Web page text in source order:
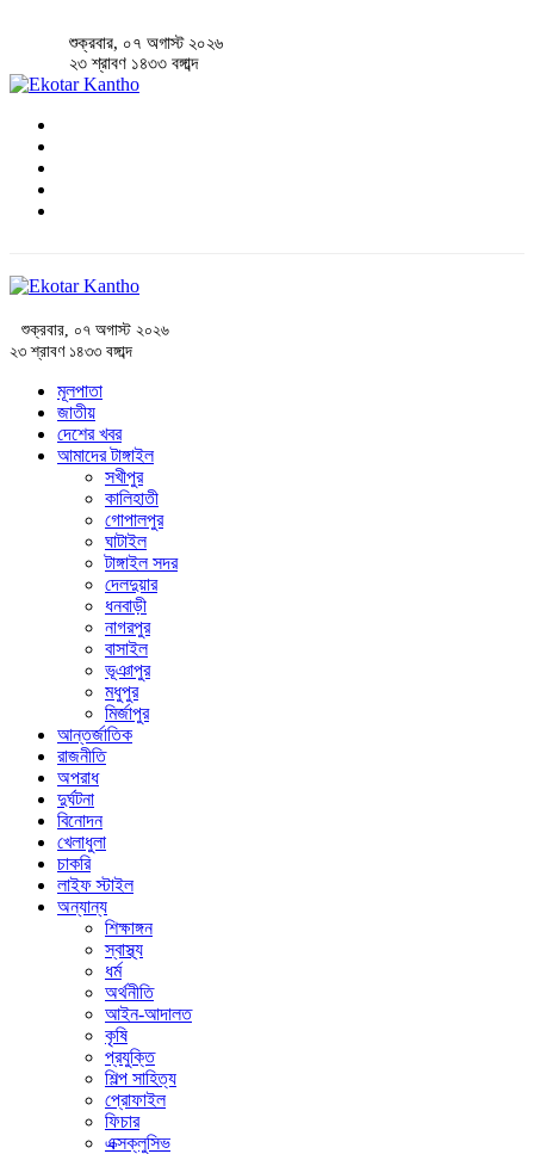
শুক্রবার, ০৭ অগাস্ট ২০২৬
২৩ শ্রাবণ ১৪৩৩ বঙ্গাব্দ
শুক্রবার, ০৭ অগাস্ট ২০২৬
২৩ শ্রাবণ ১৪৩৩ বঙ্গাব্দ
মূলপাতা
জাতীয়
দেশের খবর
আমাদের টাঙ্গাইল
সখীপুর
কালিহাতী
গোপালপুর
ঘাটাইল
টাঙ্গাইল সদর
দেলদুয়ার
ধনবাড়ী
নাগরপুর
বাসাইল
ভূঞাপুর
মধুপুর
মির্জাপুর
আন্তর্জাতিক
রাজনীতি
অপরাধ
দুর্ঘটনা
বিনোদন
খেলাধুলা
চাকরি
লাইফ স্টাইল
অন্যান্য
শিক্ষাঙ্গন
স্বাস্থ্য
ধর্ম
অর্থনীতি
আইন-আদালত
কৃষি
প্রযুক্তি
শিল্প সাহিত্য
প্রোফাইল
ফিচার
এক্সক্লুসিভ